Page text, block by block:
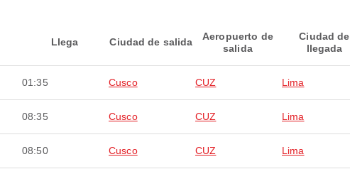
Llega Ciudad de salida
Aeropuerto de
salida
Ciudad de
llegada
01:35 Cusco CUZ Lima
08:35 Cusco CUZ Lima
08:50 Cusco CUZ Lima